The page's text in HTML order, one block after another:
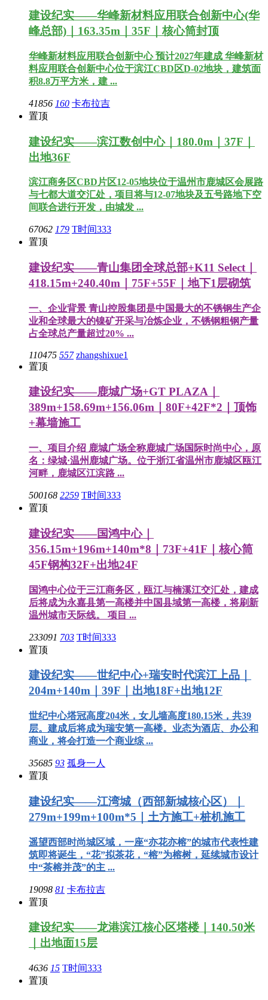
建设纪实——华峰新材料应用联合创新中心(华
峰总部)｜163.35m｜35F｜核心筒封顶
华峰新材料应用联合创新中心 预计2027年建成 华峰新材
料应用联合创新中心位于滨江CBD区D-02地块，建筑面
积8.8万平方米，建 ...
41856 160 卡布拉吉
置顶
建设纪实——滨江数创中心｜180.0m｜37F｜
出地36F
滨江商务区CBD片区12-05地块位于温州市鹿城区会展路
与七都大道交汇处，项目将与12-07地块及五号路地下空
间联合进行开发，由城发 ...
67062 179 T时间333
置顶
建设纪实——青山集团全球总部+K11 Select｜
418.15m+240.40m｜75F+55F｜地下1层砌筑
一、企业背景 青山控股集团是中国最大的不锈钢生产企
业和全球最大的镍矿开采与冶炼企业，不锈钢粗钢产量
占全球总产量超过20% ...
110475 557 zhangshixue1
置顶
建设纪实——鹿城广场+GT PLAZA｜
389m+158.69m+156.06m｜80F+42F*2｜顶饰
+幕墙施工
一、项目介绍 鹿城广场全称鹿城广场国际时尚中心，原
名：绿城·温州鹿城广场。位于浙江省温州市鹿城区瓯江
河畔，鹿城区江滨路 ...
500168 2259 T时间333
置顶
建设纪实——国鸿中心｜
356.15m+196m+140m*8｜73F+41F｜核心筒
45F钢构32F+出地24F
国鸿中心位于三江商务区，瓯江与楠溪江交汇处，建成
后将成为永嘉县第一高楼并中国县域第一高楼，将刷新
温州城市天际线。 项目 ...
233091 703 T时间333
置顶
建设纪实——世纪中心+瑞安时代滨江上品｜
204m+140m｜39F｜出地18F+出地12F
世纪中心塔冠高度204米，女儿墙高度180.15米，共39
层。建成后将成为瑞安第一高楼。业态为酒店、办公和
商业，将会打造一个商业综 ...
35685 93 孤身一人
置顶
建设纪实——江湾城（西部新城核心区）｜
279m+199m+100m*5｜土方施工+桩机施工
遥望西部时尚城区域，一座“亦花亦榕”的城市代表性建
筑即将诞生，“花”拟茶花，“榕”为榕树，延续城市设计
中“茶榕并茂”的主 ...
19098 81 卡布拉吉
置顶
建设纪实——龙港滨江核心区塔楼｜140.50米
｜出地面15层
4636 15 T时间333
置顶